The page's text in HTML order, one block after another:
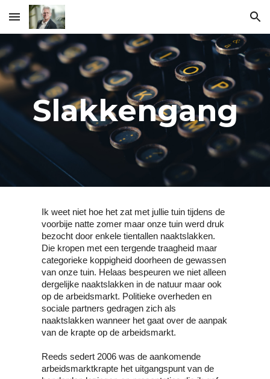
Skip to main content Skip to navigation
Slakkengang
Ik weet niet hoe het zat met jullie tuin tijdens de
voorbije natte zomer maar onze tuin werd druk
bezocht door enkele tientallen naaktslakken.
Die kropen met een tergende traagheid maar
categorieke koppigheid doorheen de gewassen
van onze tuin. Helaas bespeuren we niet alleen
dergelijke naaktslakken in de natuur maar ook
op de arbeidsmarkt. Politieke overheden en
sociale partners gedragen zich als
naaktslakken wanneer het gaat over de aanpak
van de krapte op de arbeidsmarkt.
Reeds sedert 2006 was de aankomende
arbeidsmarktkrapte het uitgangspunt van de